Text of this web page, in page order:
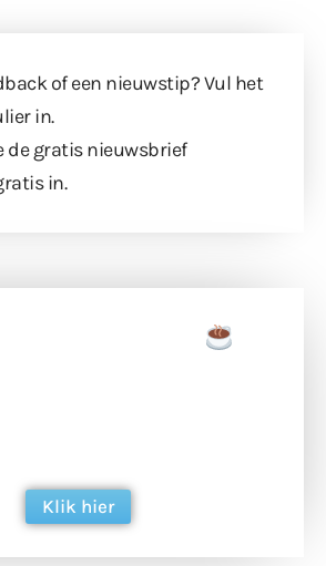
of een nieuwstip? Vul het
in.
de gratis nieuwsbrief
in.
Klik hier